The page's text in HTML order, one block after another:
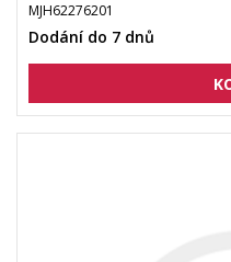
MJH62276201
Dodání do 7 dnů